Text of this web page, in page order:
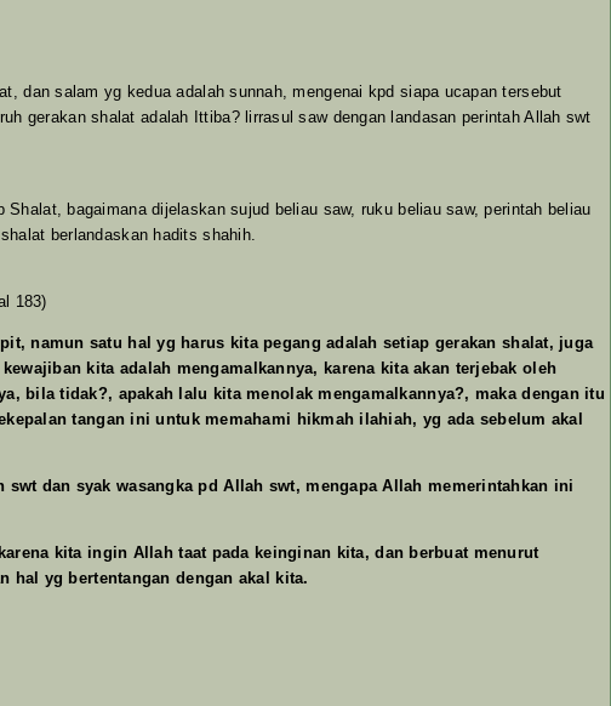
dan salam yg kedua adalah sunnah, mengenai kpd siapa ucapan tersebut
gerakan shalat adalah Ittiba? lirrasul saw dengan landasan perintah Allah swt
bagaimana dijelaskan sujud beliau saw, ruku beliau saw, perintah beliau
berlandaskan hadits shahih.
183)
namun satu hal yg harus kita pegang adalah setiap gerakan shalat, juga
kita adalah mengamalkannya, karena kita akan terjebak oleh
bila tidak?, apakah lalu kita menolak mengamalkannya?, maka dengan itu
tangan ini untuk memahami hikmah ilahiah, yg ada sebelum akal
dan syak wasangka pd Allah swt, mengapa Allah memerintahkan ini
kita ingin Allah taat pada keinginan kita, dan berbuat menurut
hal yg bertentangan dengan akal kita.